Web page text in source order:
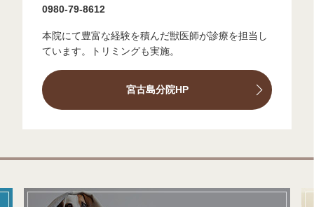
0980-79-8612
本院にて豊富な経験を積んだ獣医師が診療を担当し
ています。トリミングも実施。
宮古島分院HP